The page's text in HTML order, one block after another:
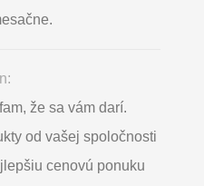
že sa vám darí.
od vašej spoločnosti
cenovú ponuku